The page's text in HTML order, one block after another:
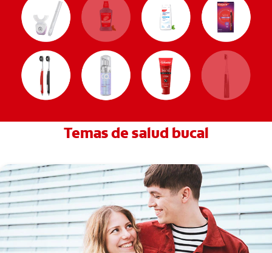
Temas de salud bucal